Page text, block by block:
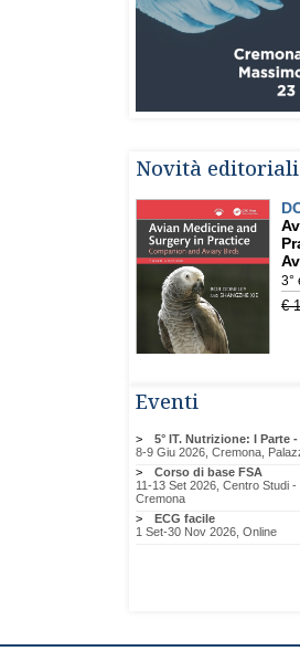
Novità editoriali
Eventi